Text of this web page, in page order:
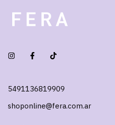
5491136819909
shoponline@fera.com.ar